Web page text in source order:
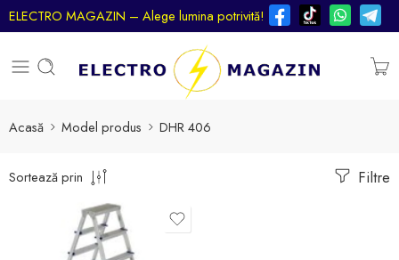
ELECTRO MAGAZIN – Alege lumina potrivită!
Acasă Model produs DHR 406
Filtre
Sortează prin